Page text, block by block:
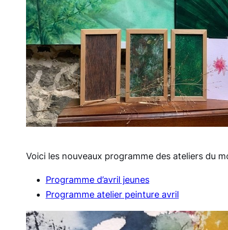
Voici les nouveaux programme des ateliers du
Programme d’avril jeunes
Programme atelier peinture avril